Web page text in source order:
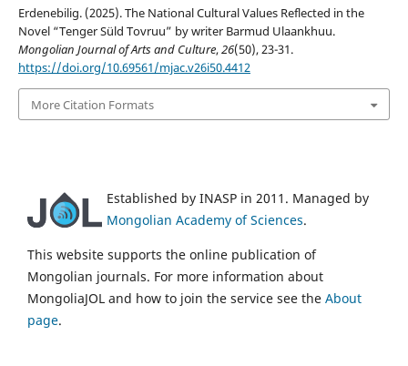
Erdenebilig. (2025). The National Cultural Values Reflected in the
Novel “Tenger Süld Tovruu” by writer Barmud Ulaankhuu.
Mongolian Journal of Arts and Culture,26(50), 23-31.
https://doi.org/10.69561/mjac.v26i50.4412
More Citation Formats
Established by INASP in 2011. Managed by
Mongolian Academy of Sciences.
This website supports the online publication of
Mongolian journals. For more information about
MongoliaJOL and how to join the service see the About
page.